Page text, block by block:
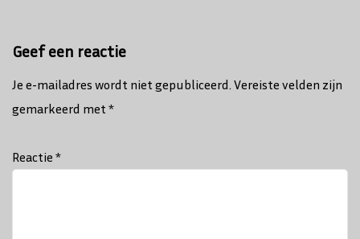
Geef een reactie
Je e-mailadres wordt niet gepubliceerd. Vereiste velden zijn
gemarkeerd met *
Reactie *